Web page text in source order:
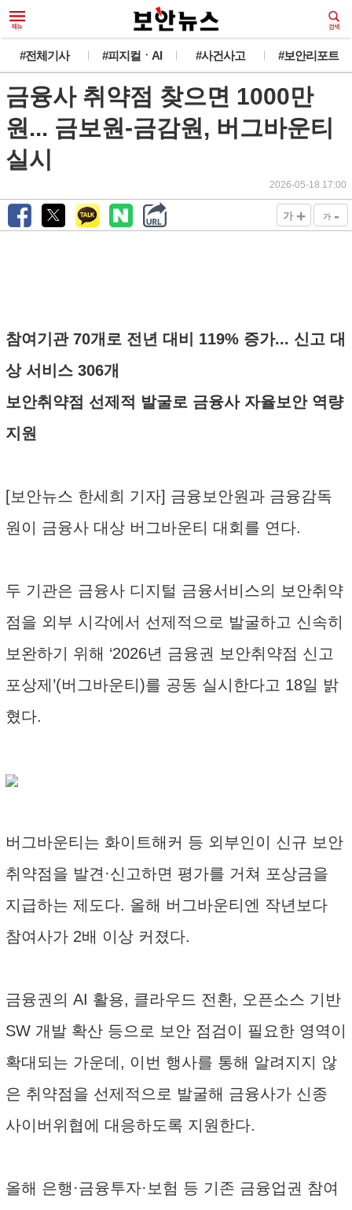
#전체기사 #피지컬ㆍAI #사건사고 #보안리포트
금융사 취약점 찾으면 1000만
원... 금보원-금감원, 버그바운티
실시
2026-05-18 17:00
가 + 가 -
참여기관 70개로 전년 대비 119% 증가... 신고 대
상 서비스 306개
보안취약점 선제적 발굴로 금융사 자율보안 역량
지원
[보안뉴스 한세희 기자] 금융보안원과 금융감독
원이 금융사 대상 버그바운티 대회를 연다.
두 기관은 금융사 디지털 금융서비스의 보안취약
점을 외부 시각에서 선제적으로 발굴하고 신속히
보완하기 위해 ‘2026년 금융권 보안취약점 신고
포상제’(버그바운티)를 공동 실시한다고 18일 밝
혔다.
버그바운티는 화이트해커 등 외부인이 신규 보안
취약점을 발견·신고하면 평가를 거쳐 포상금을
지급하는 제도다. 올해 버그바운티엔 작년보다
참여사가 2배 이상 커졌다.
금융권의 AI 활용, 클라우드 전환, 오픈소스 기반
SW 개발 확산 등으로 보안 점검이 필요한 영역이
확대되는 가운데, 이번 행사를 통해 알려지지 않
은 취약점을 선제적으로 발굴해 금융사가 신종
사이버위협에 대응하도록 지원한다.
올해 은행·금융투자·보험 등 기존 금융업권 참여